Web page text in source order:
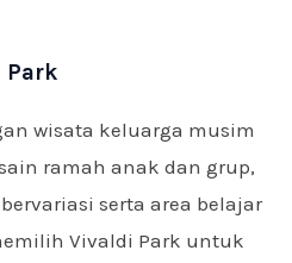
Park
wisata keluarga musim
ramah anak dan grup,
serta area belajar
Vivaldi Park untuk